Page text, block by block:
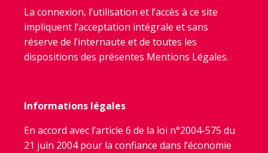
La connexion, l’utilisation et l’accès à ce site
impliquent l’acceptation intégrale et sans
réserve de l’internaute et de toutes les
dispositions des présentes Mentions Légales.
Informations légales
En accord avec l’article 6 de la loi n°2004-575 du
21 juin 2004 pour la confiance dans l’économie